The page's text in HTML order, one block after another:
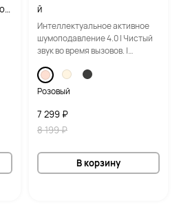
й
Интеллектуальное активное
шумоподавление 4.0 | Чистый
звук во время вызовов. |
пространственное аудио
Розовый
7 299 ₽
8 199 ₽
В корзину